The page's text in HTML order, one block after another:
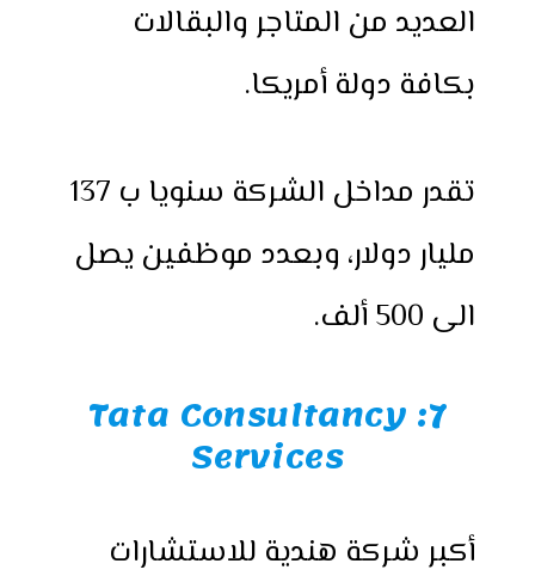
العديد من المتاجر والبقالات
بكافة دولة أمريكا.
تقدر مداخل الشركة سنويا ب 137
مليار دولار، وبعدد موظفين يصل
الى 500 ألف.
7: Tata Consultancy
Services
أكبر شركة هندية للاستشارات